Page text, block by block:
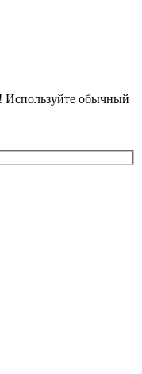
Используйте обычный